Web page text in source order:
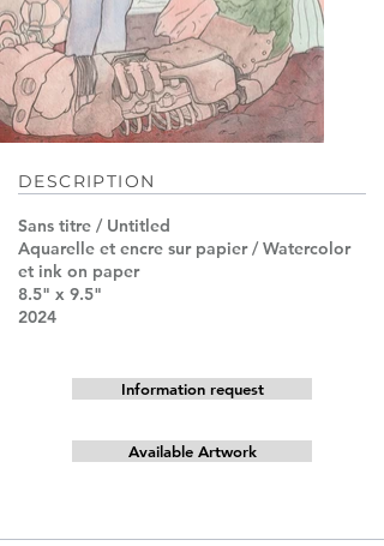
DESCRIPTION
Sans titre / Untitled
Aquarelle et encre sur papier / Watercolor
et ink on paper
8.5" x 9.5"
2024
Information request
Available Artwork